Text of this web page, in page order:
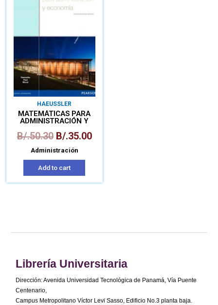
HAEUSSLER
MATEMÁTICAS PARA
ADMINISTRACIÓN Y
B/.50.30 B/.35.00
Administración
Add to cart
Librería Universitaria
Dirección: Avenida Universidad Tecnológica de Panamá, Vía Puente
Centenario,
Campus Metropolitano Víctor Levi Sasso, Edificio No.3 planta baja.